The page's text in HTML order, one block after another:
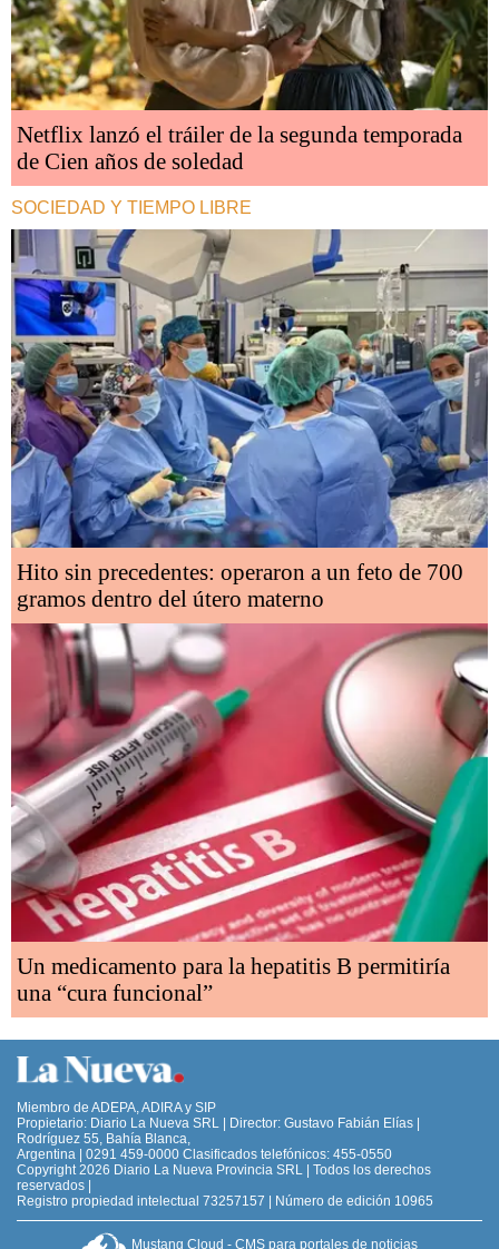
Netflix lanzó el tráiler de la segunda temporada
de Cien años de soledad
SOCIEDAD Y TIEMPO LIBRE
Hito sin precedentes: operaron a un feto de 700
gramos dentro del útero materno
Un medicamento para la hepatitis B permitiría
una “cura funcional”
Miembro de ADEPA, ADIRA y SIP
Propietario: Diario La Nueva SRL | Director: Gustavo Fabián Elías |
Rodríguez 55, Bahía Blanca,
Argentina | 0291 459-0000 Clasificados telefónicos: 455-0550
Copyright 2026 Diario La Nueva Provincia SRL | Todos los derechos
reservados |
Registro propiedad intelectual 73257157 | Número de edición 10965
Mustang Cloud - CMS para portales de noticias